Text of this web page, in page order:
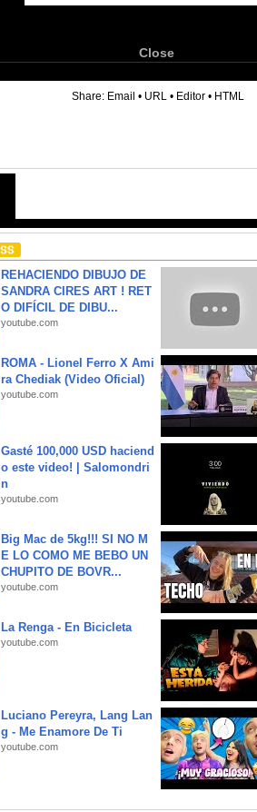
Close
Share: Email • URL • Editor • HTML
REHACIENDO DIBUJO DE
SANDRA CIRES ART ! RET
O DIFÍCIL DE DIBU...
youtube.com
ROMA - Lionel Ferro X Ami
ra Chediak (Video Oficial)
youtube.com
Gasté 100,000 USD haciend
o este video! | Salomondri
n
youtube.com
Big Mac de 5kg!!! SI NO M
E LO COMO ME BEBO UN
CHUPITO DE BOVR...
youtube.com
La Renga - En Bicicleta
youtube.com
Luciano Pereyra, Lang Lan
g - Me Enamore De Ti
youtube.com